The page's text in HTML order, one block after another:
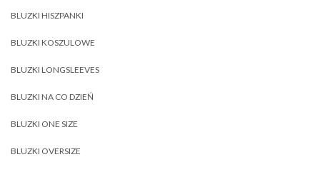
BLUZKI HISZPANKI
BLUZKI KOSZULOWE
BLUZKI LONGSLEEVES
BLUZKI NA CO DZIEŃ
BLUZKI ONE SIZE
BLUZKI OVERSIZE